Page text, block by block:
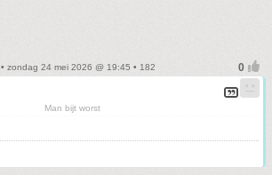
• zondag 24 mei 2026 @ 19:45 • 182
Man bijt worst